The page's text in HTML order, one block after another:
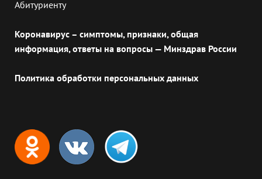
Абитуриенту
Коронавирус – симптомы, признаки, общая
информация, ответы на вопросы — Минздрав России
Политика обработки персональных данных